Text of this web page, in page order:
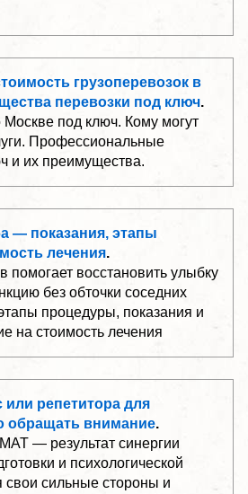
грузоперевозок в
перевозки под ключ.
Москве под ключ. Кому могут
Профессиональные
и их преимущества.
— показания, этапы
лечения.
помогает восстановить улыбку
без обточки соседних
процедуры, показания и
на стоимость лечения
или репетитора для
обращать внимание.
— результат синергии
и психологической
свои сильные стороны и